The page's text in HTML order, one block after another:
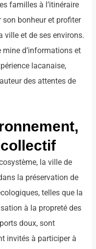
familles à l’itinéraire
bonheur et profiter
ville et de ses environs.
mine d’informations et
lacanaise,
des attentes de
la ville de
la préservation de
telles que la
à la propreté des
doux, sont
invités à participer à